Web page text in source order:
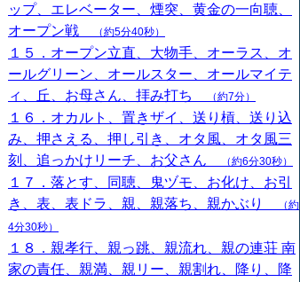
ップ、エレベーター、煙突、黄金の一向聴、
オープン戦
（約5分40秒）
１５．オープン立直、大物手、オーラス、オ
ールグリーン、オールスター、オールマイテ
ィ、丘、お母さん、拝み打ち
（約7分）
１６．オカルト、置きザイ、送り槓、送り込
み、押さえる、押し引き、オタ風、オタ風三
刻、追っかけリーチ、お父さん
（約6分30秒）
１７．落とす、同聴、鬼ヅモ、お化け、お引
き、表、表ドラ、親、親落ち、親かぶり
（約
4分30秒）
１８．親孝行、親っ跳、親流れ、親の連荘 南
家の責任、親満、親リー、親割れ、降り、降